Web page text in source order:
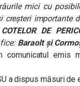
mici cu
creşteri importante
COTELOR DE
Baraolt și
comunicatul emis
a dispus măsuri de